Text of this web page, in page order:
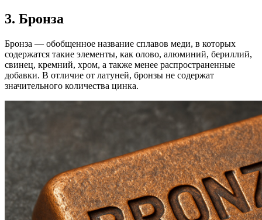
3. Бронза
Бронза — обобщенное название сплавов меди, в которых
содержатся такие элементы, как олово, алюминий, бериллий,
свинец, кремний, хром, а также менее распространенные
добавки. В отличие от латуней, бронзы не содержат
значительного количества цинка.